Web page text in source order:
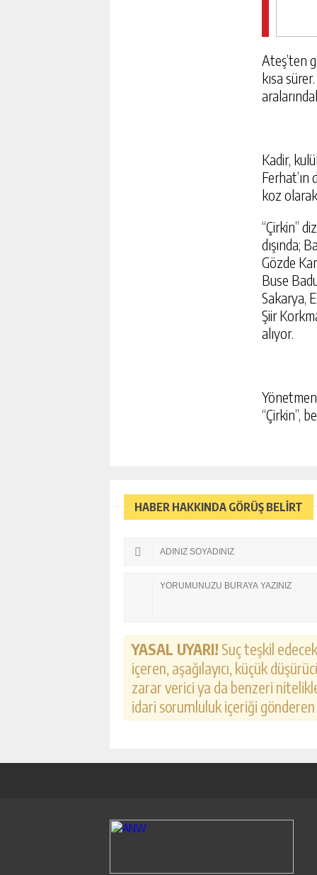
Ateş’ten
kısa
Kadir,
koz
“Çirkin”
dışında;
Gözde
Buse
Sakarya,
Şiir
alıyor.
“Çirkin”,
HABER HAKKINDA GÖRÜŞ BELİRT
YASAL UYARI! Suç teşkil
içeren, aşağılayıcı, küçük
zarar verici ya da benzeri
idari sorumluluk içeriği